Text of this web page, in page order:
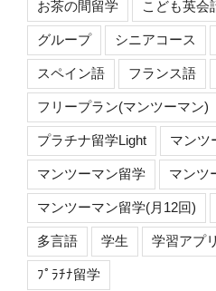
お茶の間留学 こども英会
グループ シニアコース
スペイン語 フランス語
フリープラン(マンツーマン)
プラチナ留学Light マンツ
マンツーマン留学 マンツ
マンツーマン留学(月12回)
多言語 学生 学習アプリ
ﾌﾟﾗﾁﾅ留学